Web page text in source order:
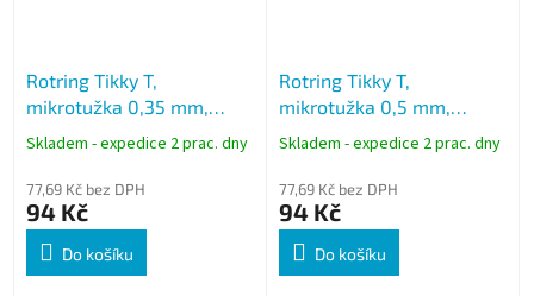
Rotring Tikky T,
mikrotužka 0,35 mm,
kovový hrot, černá
Skladem - expedice 2 prac. dny
77,69 Kč bez DPH
94 Kč
Do košíku
Rotring Tikky T,
mikrotužka 0,5 mm,
kovový hrot, černá
Skladem - expedice 2 prac. dny
77,69 Kč bez DPH
94 Kč
Do košíku